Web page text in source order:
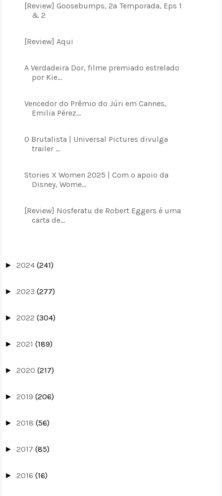
[Review] Goosebumps, 2ª Temporada, Eps 1
& 2
[Review] Aqui
A Verdadeira Dor, filme premiado estrelado
por Kie...
Vencedor do Prêmio do Júri em Cannes,
Emilia Pérez...
O Brutalista | Universal Pictures divulga
trailer ...
Stories X Women 2025 | Com o apoio da
Disney, Wome...
[Review] Nosferatu de Robert Eggers é uma
carta de...
► 2024 (241)
► 2023 (277)
► 2022 (304)
► 2021 (189)
► 2020 (217)
► 2019 (206)
► 2018 (56)
► 2017 (85)
► 2016 (16)